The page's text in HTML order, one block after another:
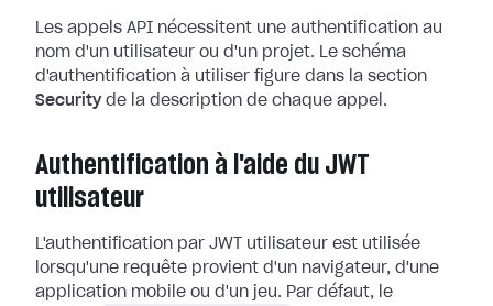
Les appels API nécessitent une authentification au
nom d'un utilisateur ou d'un projet. Le schéma
d'authentification à utiliser figure dans la section
Securityde la description de chaque appel.
Authentification à l'aide du JWT
utilisateur
L'authentification par JWT utilisateur est utilisée
lorsqu'une requête provient d'un navigateur, d'une
application mobile ou d'un jeu. Par défaut, le